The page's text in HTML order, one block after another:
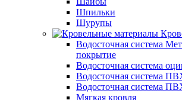
Шпильки
Шурупы
Водосточная система
покрытие
Водосточная система
Водосточная система
Водосточная система
Мягкая кровля